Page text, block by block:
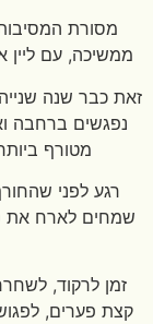
מסורת
ממשיכה, עם ליין
זאת כבר שנה
נפגשים ברחבה
מטורף
רגע לפני
שמחים לארח את
זמן לרקוד,
קצת פערים,